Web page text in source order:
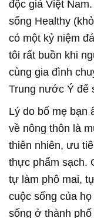
độc giả Việt
sống Healthy
có một kỷ niệm
tôi rất buồn khi
cùng gia đình
Trung nước Ý để
Lý do bố mẹ bạn
về nông thôn là
thiên nhiên, ưu
thực phẩm sạch.
tự làm phô mai,
cuộc sống của
sống ở thành